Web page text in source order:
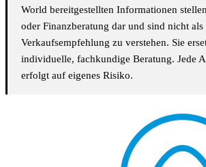
World bereitgestellten Informationen
oder Finanzberatung dar und sind nicht
Verkaufsempfehlung zu verstehen. Sie
individuelle, fachkundige Beratung. Jede
erfolgt auf eigenes Risiko.